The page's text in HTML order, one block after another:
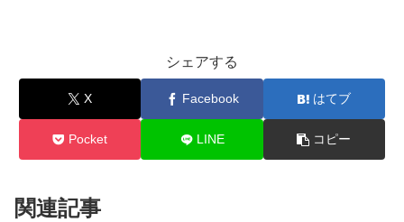
シェアする
X Facebook はてブ
Pocket LINE コピー
関連記事